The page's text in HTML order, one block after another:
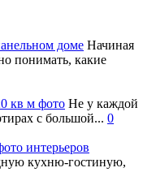
доме Начиная
понимать, какие
кв м фото Не у каждой
с большой... 0
интерьеров
кухню-гостиную,